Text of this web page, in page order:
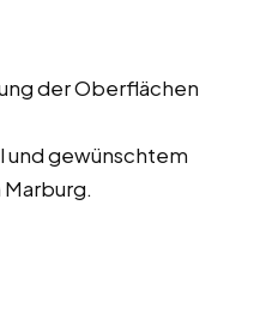
der Oberflächen
und gewünschtem